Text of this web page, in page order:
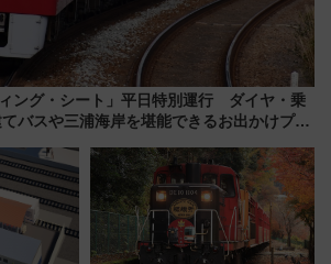
ング・シート」平日特別運行 ダイヤ・乗
バスや三浦海岸を堪能できるお出かけプラ